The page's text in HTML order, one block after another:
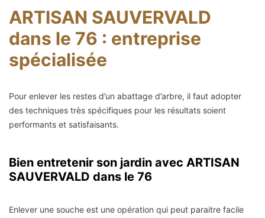
ARTISAN SAUVERVALD
dans le 76 : entreprise
spécialisée
Pour enlever les restes d’un abattage d’arbre, il faut adopter
des techniques très spécifiques pour les résultats soient
performants et satisfaisants.
Bien entretenir son jardin avec ARTISAN
SAUVERVALD dans le 76
Enlever une souche est une opération qui peut paraitre facile